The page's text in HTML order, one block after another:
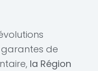
de
la Région